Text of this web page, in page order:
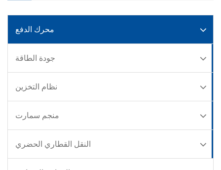
محرك الدفع
جودة الطاقة
نظام التخزين
منجم سمارت
النقل القطاري الحضري